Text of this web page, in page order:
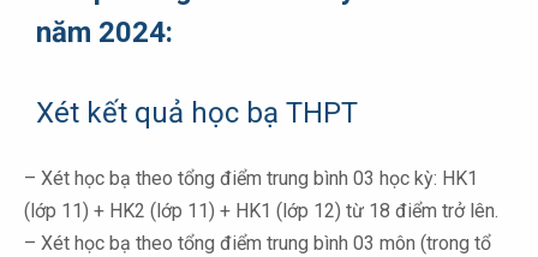
năm 2024:
Xét kết quả học bạ THPT
– Xét học bạ theo tổng điểm trung bình 03 học kỳ: HK1
(lớp 11) + HK2 (lớp 11) + HK1 (lớp 12) từ 18 điểm trở lên.
– Xét học bạ theo tổng điểm trung bình 03 môn (trong tổ